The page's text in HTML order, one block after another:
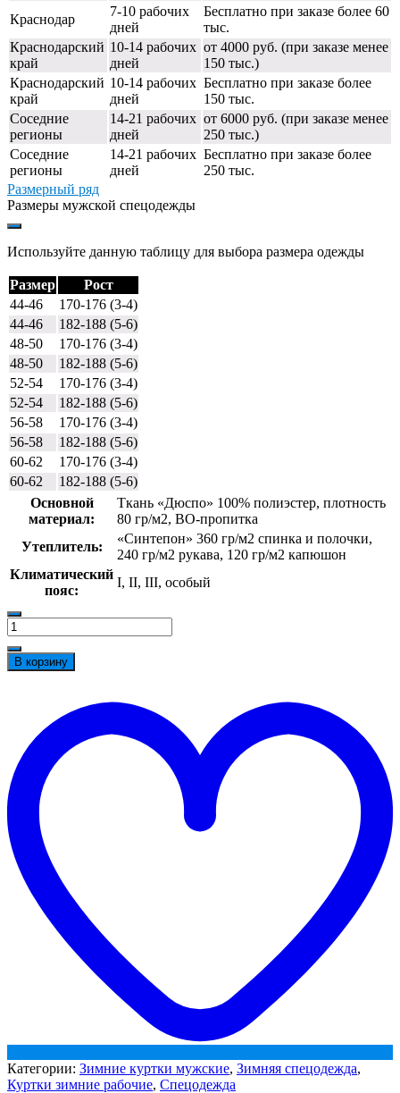
Краснодар
7-10 рабочих
дней
Бесплатно при заказе более 60
тыс.
Краснодарский
край
10-14 рабочих
дней
от 4000 руб. (при заказе менее
150 тыс.)
Краснодарский
край
10-14 рабочих
дней
Бесплатно при заказе более
150 тыс.
Соседние
регионы
14-21 рабочих
дней
от 6000 руб. (при заказе менее
250 тыс.)
Соседние
регионы
14-21 рабочих
дней
Бесплатно при заказе более
250 тыс.
Размерный ряд
Размеры мужской спецодежды
Используйте данную таблицу для выбора размера одежды
Размер
Рост
44-46
170-176 (3-4)
44-46
182-188 (5-6)
48-50
170-176 (3-4)
48-50
182-188 (5-6)
52-54
170-176 (3-4)
52-54
182-188 (5-6)
56-58
170-176 (3-4)
56-58
182-188 (5-6)
60-62
170-176 (3-4)
60-62
182-188 (5-6)
Основной
материал:
Ткань «Дюспо» 100% полиэстер, плотность
80 гр/м2, ВО-пропитка
Утеплитель:
«Синтепон» 360 гр/м2 спинка и полочки,
240 гр/м2 рукава, 120 гр/м2 капюшон
Климатический
пояс:
I, II, III, особый
Количество
товара
Куртка
зимняя
(Дюспо),
темно-
серый/
красный
В корзину
Категории: Зимние куртки мужские, Зимняя спецодежда,
Куртки зимние рабочие, Спецодежда